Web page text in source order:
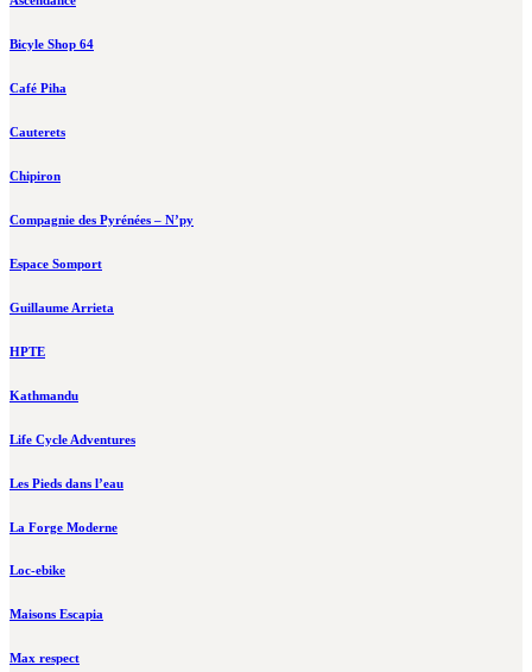
Bicyle Shop 64
Café Piha
Cauterets
Chipiron
Compagnie des Pyrénées – N’py
Espace Somport
Guillaume Arrieta
HPTE
Kathmandu
Life Cycle Adventures
Les Pieds dans l’eau
La Forge Moderne
Loc-ebike
Maisons Escapia
Max respect